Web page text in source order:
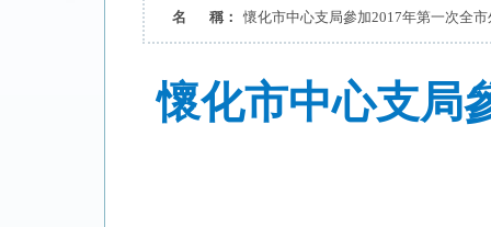
名 稱：
懷化市中心支局參加2017年第一次全
懷化市中心支局